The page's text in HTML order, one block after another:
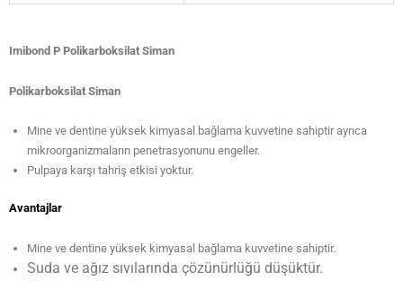
Imibond P Polikarboksilat Siman
Polikarboksilat Siman
Mine ve dentine yüksek kimyasal bağlama kuvvetine sahiptir ayrıca
mikroorganizmaların penetrasyonunu engeller.
Pulpaya karşı tahriş etkisi yoktur.
Avantajlar
Mine ve dentine yüksek kimyasal bağlama kuvvetine sahiptir.
Suda ve ağız sıvılarında çözünürlüğü düşüktür.